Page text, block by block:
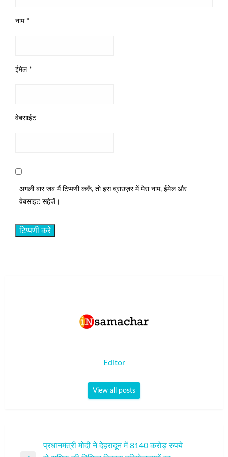
नाम *
ईमेल *
वेबसाईट
अगली बार जब मैं टिप्पणी करूँ, तो इस ब्राउज़र में मेरा नाम, ईमेल और
वेबसाइट सहेजें।
Editor
View all posts
प्रधानमंत्री मोदी ने देहरादून में 8140 करोड़ रुपये